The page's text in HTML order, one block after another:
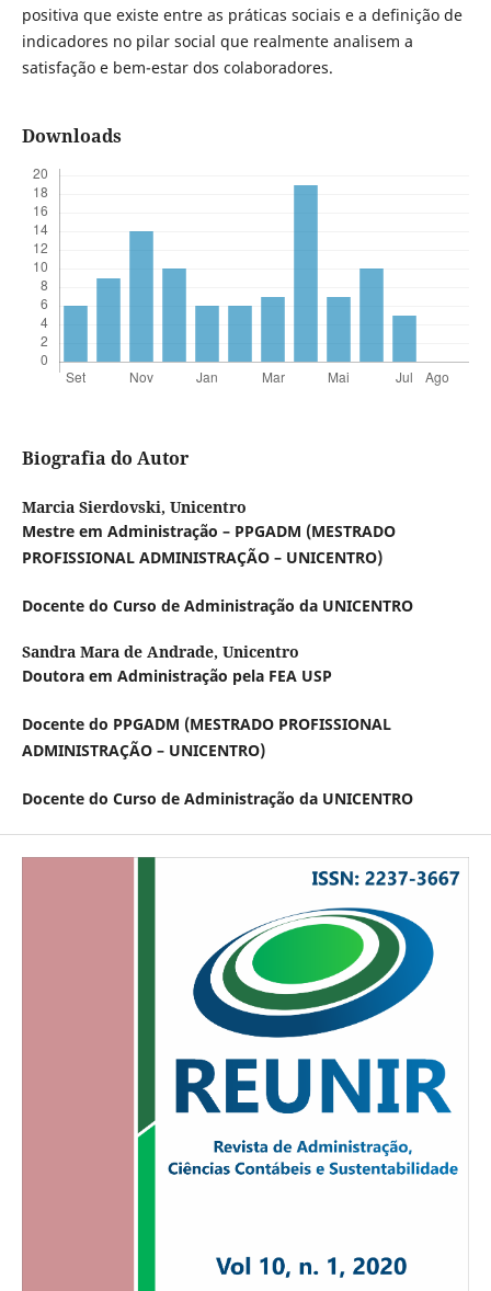
positiva que existe entre as práticas sociais e a definição de
indicadores no pilar social que realmente analisem a
satisfação e bem-estar dos colaboradores.
Downloads
Biografia do Autor
Marcia Sierdovski, Unicentro
Mestre em Administração – PPGADM (MESTRADO
PROFISSIONAL ADMINISTRAÇÃO – UNICENTRO)
Docente do Curso de Administração da UNICENTRO
Sandra Mara de Andrade, Unicentro
Doutora em Administração pela FEA USP
Docente do PPGADM (MESTRADO PROFISSIONAL
ADMINISTRAÇÃO – UNICENTRO)
Docente do Curso de Administração da UNICENTRO